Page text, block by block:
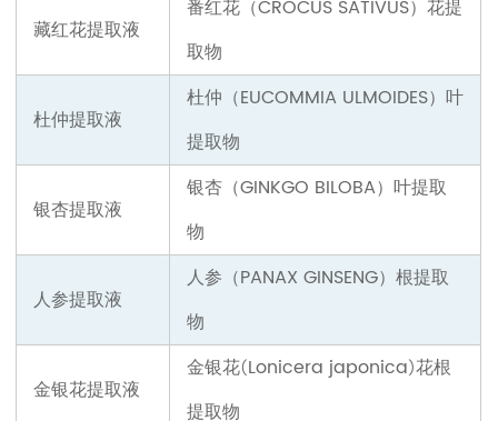
藏红花提取液
番红花（CROCUS SATIVUS）花提
取物
杜仲提取液
杜仲（EUCOMMIA ULMOIDES）叶
提取物
银杏提取液
银杏（GINKGO BILOBA）叶提取
物
人参提取液
人参（PANAX GINSENG）根提取
物
金银花提取液
金银花(Lonicera japonica)花根
提取物